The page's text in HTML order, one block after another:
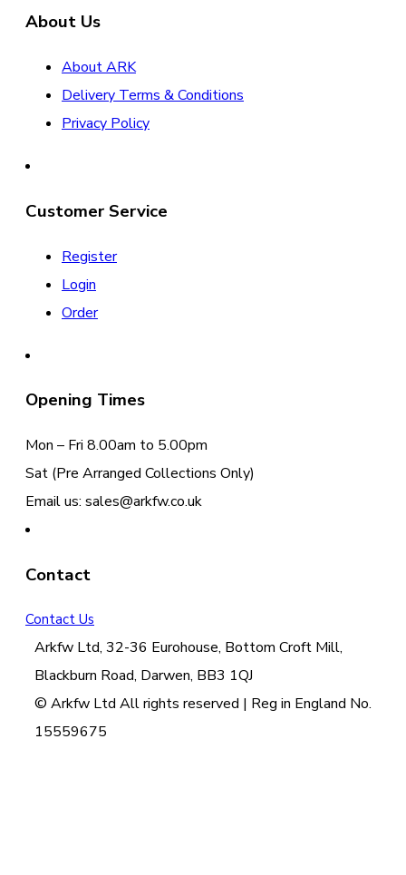
About Us
About ARK
Delivery Terms & Conditions
Privacy Policy
Customer Service
Register
Login
Order
Opening Times
Mon – Fri 8.00am to 5.00pm
Sat (Pre Arranged Collections Only)
Email us: sales@arkfw.co.uk
Contact
Contact Us
Arkfw Ltd, 32-36 Eurohouse, Bottom Croft Mill,
Blackburn Road, Darwen, BB3 1QJ
© Arkfw Ltd All rights reserved | Reg in England No.
15559675